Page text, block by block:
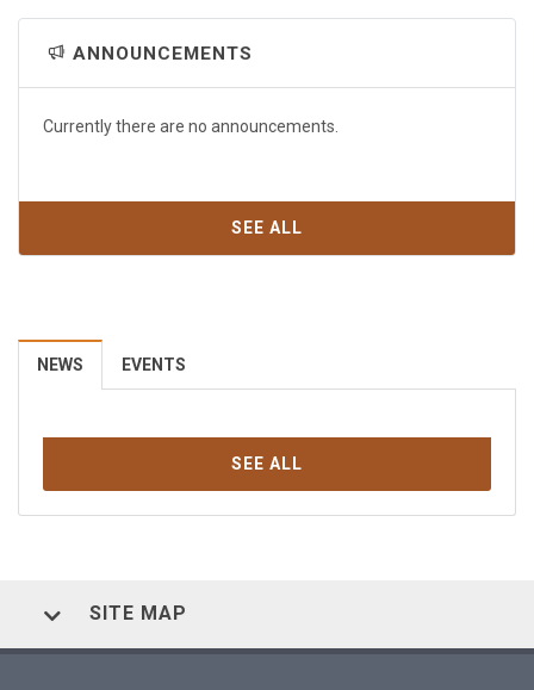
ANNOUNCEMENTS
Currently there are no announcements.
SEE ALL
NEWS EVENTS
SEE ALL
SITE MAP